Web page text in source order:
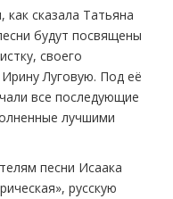
как сказала Татьяна
будут посвящены
своего
Луговую. Под её
все последующие
лучшими
песни Исаака
русскую